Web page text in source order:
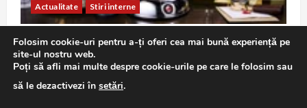
Actualitate Stiri interne
A doua barjă scufundată controlat pe Brațul
Bala pentru a redirecționa debitul Dunării către
Cernavodă
Editor RomNews august 8, 2026
Folosim cookie-uri pentru a-ți oferi cea mai bună experiență pe
site-ul nostru web.
Poți să afli mai multe despre cookie-urile pe care le folosim sau
să le dezactivezi în setări.